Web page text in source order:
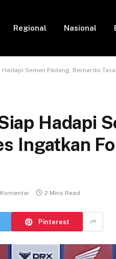
Regional Nasional
Hadapi Semen Padang, Bernardo
Hadapi
Ingatkan
Komentar 2 Mins Read
Pinterest